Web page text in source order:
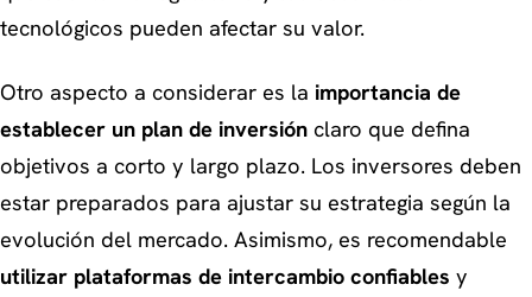
tecnológicos pueden afectar su valor.
Otro aspecto a considerar es la importancia de
establecer un plan de inversión claro que defina
objetivos a corto y largo plazo. Los inversores deben
estar preparados para ajustar su estrategia según la
evolución del mercado. Asimismo, es recomendable
utilizar plataformas de intercambio confiables y